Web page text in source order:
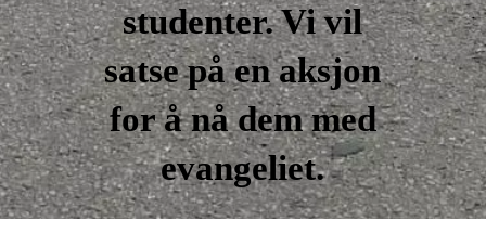
studenter. Vi vil
satse på en aksjon
for å nå dem med
evangeliet.